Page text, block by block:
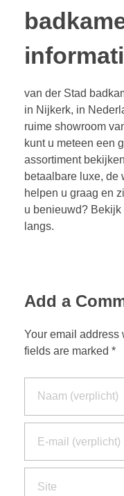
van der Stad
in Nijkerk, in
ruime showroom
kunt u meteen een
assortiment
betaalbare luxe, de
helpen u graag en
u benieuwd? Bekijk
langs.
Add a
Your email address
fields are marked *